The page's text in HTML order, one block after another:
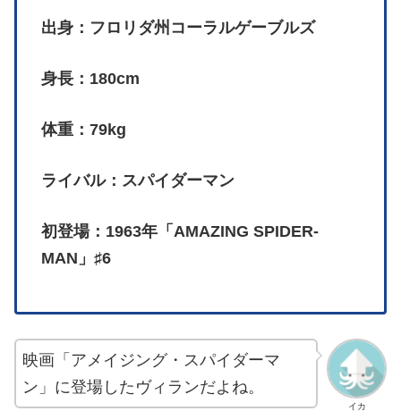
出身：フロリダ州コーラルゲーブルズ
身長：180cm
体重：79kg
ライバル：スパイダーマン
初登場：1963年「AMAZING SPIDER-
MAN」♯6
イカ
映画「アメイジング・スパイダーマ
ン」に登場したヴィランだよね。